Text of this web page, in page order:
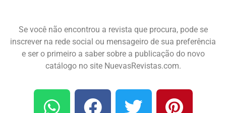
Se você não encontrou a revista que procura, pode se
inscrever na rede social ou mensageiro de sua preferência
e ser o primeiro a saber sobre a publicação do novo
catálogo no site NuevasRevistas.com.